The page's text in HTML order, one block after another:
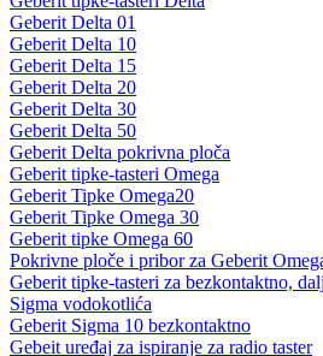
Geberit Delta 01
Geberit Delta 10
Geberit Delta 15
Geberit Delta 20
Geberit Delta 30
Geberit Delta 50
Geberit Delta pokrivna ploča
Geberit tipke-tasteri Omega
Geberit Tipke Omega20
Geberit Tipke Omega 30
Geberit tipke Omega 60
Pokrivne ploče i pribor za Geberit
Geberit tipke-tasteri za bezkontaktno,
Sigma vodokotlića
Geberit Sigma 10 bezkontaktno
Gebeit uređaj za ispiranje za radio taster